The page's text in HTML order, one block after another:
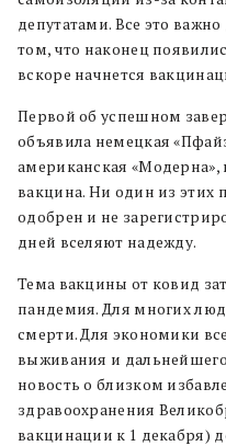
депутатами. Все это
том, что наконец
вскоре начнется
Первой об успешном
объявила немецкая
американская
вакцина. Ни один из этих
одобрен и не
дней вселяют надежду.
Тема вакцины от ковид
пандемия. Для многих
смерти. Для экономики
выживания и
новость о близком
здравоохранения
вакцинации к 1 декабря)